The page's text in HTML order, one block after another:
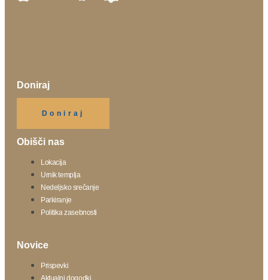
Doniraj
Doniraj
Obišči nas
Lokacija
Urnik templja
Nedeljsko srečanje
Parkiranje
Politika zasebnosti
Novice
Prispevki
Aktualni dogodki